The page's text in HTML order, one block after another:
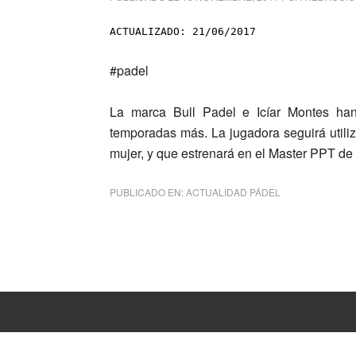
ACTUALIZADO: 21/06/2017
#padel
La marca Bull Padel e Icíar Montes
temporadas más. La jugadora seguirá
mujer, y que estrenará en el Master PPT
PUBLICADO EN:ACTUALIDAD PÁDEL